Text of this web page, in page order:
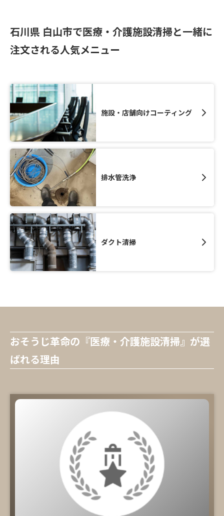
石川県 白山市で医療・介護施設清掃と一緒に
注文される人気メニュー
施設・店舗向けコーティング
排水管洗浄
ダクト清掃
おそうじ革命の『医療・介護施設清掃』が選
ばれる理由